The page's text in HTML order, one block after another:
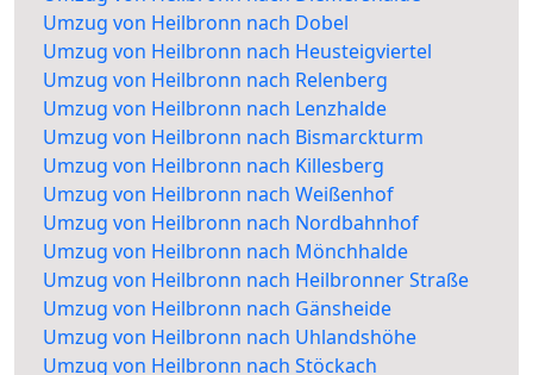
Umzug von Heilbronn nach Dobel
Umzug von Heilbronn nach Heusteigviertel
Umzug von Heilbronn nach Relenberg
Umzug von Heilbronn nach Lenzhalde
Umzug von Heilbronn nach Bismarckturm
Umzug von Heilbronn nach Killesberg
Umzug von Heilbronn nach Weißenhof
Umzug von Heilbronn nach Nordbahnhof
Umzug von Heilbronn nach Mönchhalde
Umzug von Heilbronn nach Heilbronner Straße
Umzug von Heilbronn nach Gänsheide
Umzug von Heilbronn nach Uhlandshöhe
Umzug von Heilbronn nach Stöckach